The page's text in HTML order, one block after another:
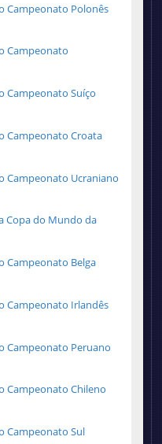
Campeonato Polonês
Campeonato
Campeonato Suíço
Campeonato Croata
Campeonato Ucraniano
Copa do Mundo da
Campeonato Belga
Campeonato Irlandês
Campeonato Peruano
Campeonato Chileno
Campeonato Sul